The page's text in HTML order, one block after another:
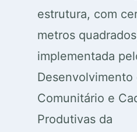
estrutura, com
metros
implementada
Desenvolvimento
Comunitário e
Produtivas da